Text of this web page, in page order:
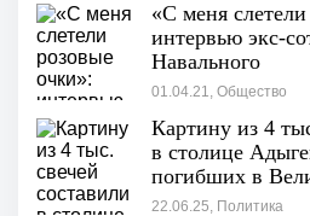
«С меня
интервью экс-
Навального
01.04.21, Общество
Картину из 4
в столице
погибших в
войне
22.06.25, Политика